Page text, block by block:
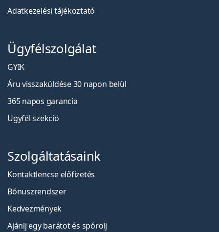
Adatkezelési tájékoztató
Ügyfélszolgálat
GYIK
Áru visszaküldése 30 napon belül
365 napos garancia
Ügyfél szekció
Szolgáltatásaink
Kontaktlencse előfizetés
Bónuszrendszer
Kedvezmények
Ajánlj egy barátot és spórolj